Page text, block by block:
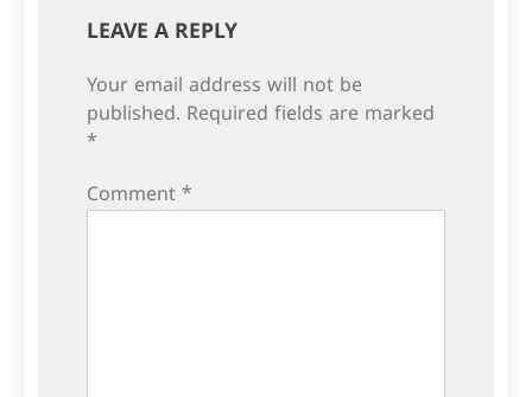
LEAVE A REPLY
Your email address will not be
published. Required fields are marked
*
Comment *